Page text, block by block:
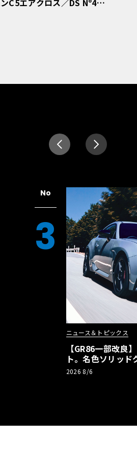
No
3
ニュース＆トピックス
【GR86一部改良
ト。名色ソリッ
極みへ
2026 8/6